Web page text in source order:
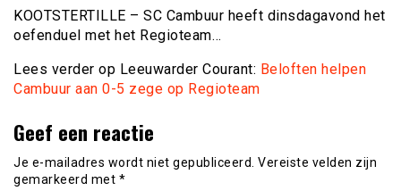
KOOTSTERTILLE – SC Cambuur heeft dinsdagavond het
oefenduel met het Regioteam…
Lees verder op Leeuwarder Courant: Beloften helpen
Cambuur aan 0-5 zege op Regioteam
Geef een reactie
Je e-mailadres wordt niet gepubliceerd. Vereiste velden zijn
gemarkeerd met *